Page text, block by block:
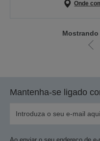
Onde
Ir
Mostrando
Mantenha-se ligado